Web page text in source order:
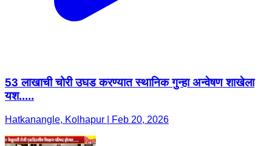
53 लाखाची चोरी उघड करण्यात स्थानिक गुन्हा अन्वेषण शाखेला
यश.....
Hatkanangle, Kolhapur | Feb 20, 2026